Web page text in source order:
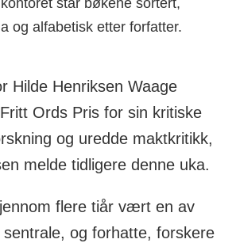
står bøkene sortert,
og alfabetisk etter forfatter.
Hilde Henriksen Waage
Ords Pris for sin kritiske
og uredde maktkritikk,
melde tidligere denne uka.
flere tiår vært en av
og forhatte, forskere